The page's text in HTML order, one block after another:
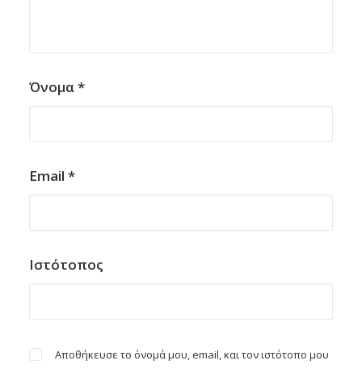
Όνομα*
Email *
Ιστότοπος
Αποθήκευσε το όνομά μου, email, και τον ιστότοπο μου